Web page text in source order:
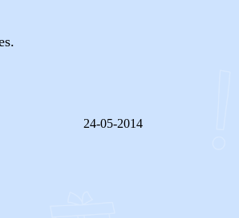
24-05-2014